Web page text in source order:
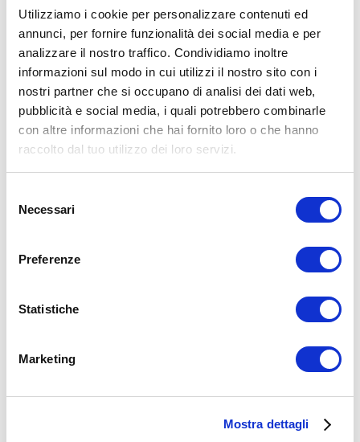
Utilizziamo i cookie per personalizzare contenuti ed
annunci, per fornire funzionalità dei social media e per
analizzare il nostro traffico. Condividiamo inoltre
informazioni sul modo in cui utilizzi il nostro sito con i
nostri partner che si occupano di analisi dei dati web,
pubblicità e social media, i quali potrebbero combinarle
con altre informazioni che hai fornito loro o che hanno
raccolto dal tuo utilizzo dei loro servizi.
delNecessari
Preferenze
Statistiche
Marketing
Mostra dettagli
ALLENATI CON ME!
15WORKOUT
Addominali(99)